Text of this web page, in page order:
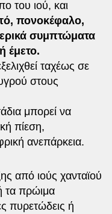
του ιού, και
πονοκέφαλο,
συμπτώματα
έμετο.
ταχέως σε
στους
μπορεί να
πίεση,
ανεπάρκεια.
από ιούς χανταϊού
τα πρώιμα
πυρετώδεις ή